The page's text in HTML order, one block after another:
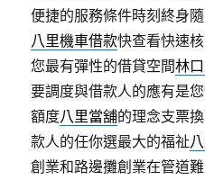
便捷的服務條件時刻終身
八里機車借款快查看快速
您最有彈性的借貸空間林
要調度與借款人的應有是
額度八里當舖的理念支票
款人的任你選最大的福祉
創業和路邊攤創業在管道